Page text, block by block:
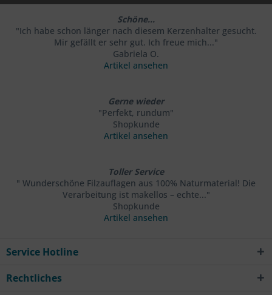
Schöne...
"Ich habe schon länger nach diesem Kerzenhalter gesucht.
Mir gefällt er sehr gut. Ich freue mich..."
Gabriela O.
Artikel ansehen
Gerne wieder
"Perfekt, rundum"
Shopkunde
Artikel ansehen
Toller Service
" Wunderschöne Filzauflagen aus 100% Naturmaterial! Die
Verarbeitung ist makellos – echte..."
Shopkunde
Artikel ansehen
Service Hotline
Rechtliches